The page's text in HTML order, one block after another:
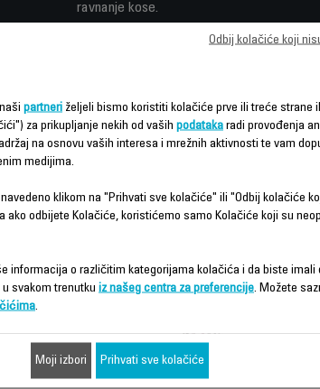
ravnanje kose.
izgled 14-u-1: savršeni izgled, svaki dan u sedmici.
- Poređenje
partneri željeli bismo koristiti kolačiće prve ili treće strane
za prikupljanje nekih od vaših podataka radi provođenja
na osnovu vaših interesa i mrežnih aktivnosti te vam
medijima.
klikom na "Prihvati sve kolačiće" ili "Odbij kolačiće
ako odbijete Kolačiće, koristićemo samo Kolačiće koji su
informacija o različitim kategorijama kolačića i da biste imali
svakom trenutku iz našeg centra za preferencije. Možete
.
Odbij kolačiće koji
Moji izbori Prihvati sve kolačiće